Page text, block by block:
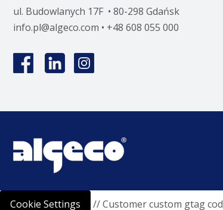
ul. Budowlanych 17F • 80-298 Gdańsk
info.pl@algeco.com • +48 608 055 000
Cookie Settings // Customer custom gtag